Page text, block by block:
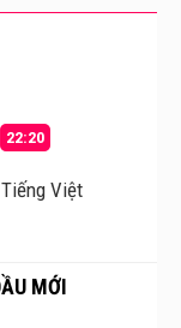
22:20
Việt
MỚI